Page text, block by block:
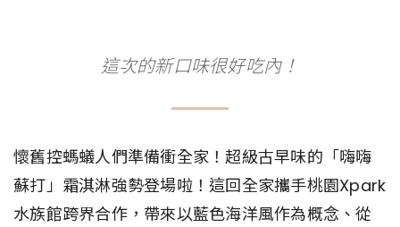
這次的新口味很好吃內！
懷舊控螞蟻人們準備衝全家！超級古早味的「嗨嗨
蘇打」霜淇淋強勢登場啦！這回全家攜手桃園Xpark
水族館跨界合作，帶來以藍色海洋風作為概念、從